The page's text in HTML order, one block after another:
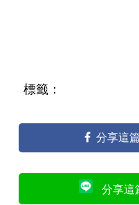
標籤：
分享這篇
分享這